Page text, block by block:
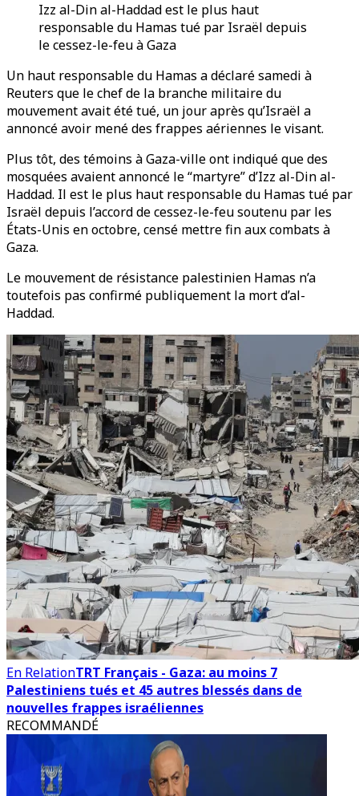
Izz al-Din al-Haddad est le plus haut
responsable du Hamas tué par Israël depuis
le cessez-le-feu à Gaza
Un haut responsable du Hamas a déclaré samedi à
Reuters que le chef de la branche militaire du
mouvement avait été tué, un jour après qu’Israël a
annoncé avoir mené des frappes aériennes le visant.
Plus tôt, des témoins à Gaza-ville ont indiqué que des
mosquées avaient annoncé le “martyre” d’Izz al-Din al-
Haddad. Il est le plus haut responsable du Hamas tué par
Israël depuis l’accord de cessez-le-feu soutenu par les
États-Unis en octobre, censé mettre fin aux combats à
Gaza.
Le mouvement de résistance palestinien Hamas n’a
toutefois pas confirmé publiquement la mort d’al-
Haddad.
En RelationTRT Français - Gaza: au moins 7
Palestiniens tués et 45 autres blessés dans de
nouvelles frappes israéliennes
RECOMMANDÉ